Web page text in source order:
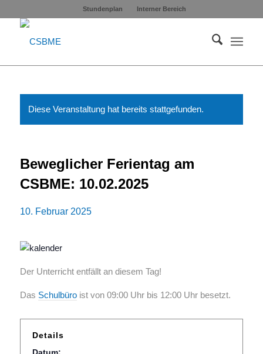
Stundenplan Interner Bereich
Diese Veranstaltung hat bereits stattgefunden.
Beweglicher Ferientag am
CSBME: 10.02.2025
10. Februar 2025
Der Unterricht entfällt an diesem Tag!
Das Schulbüroist von 09:00 Uhr bis 12:00 Uhr besetzt.
Details